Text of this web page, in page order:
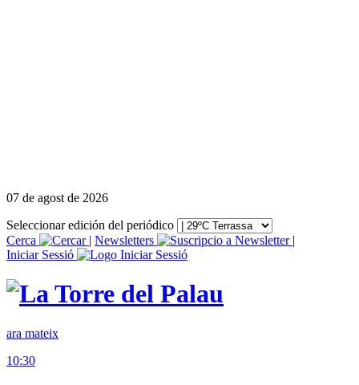
07 de agost de 2026
Seleccionar edición del periódico
Cerca
| Newsletters
|
Iniciar Sessió
ara mateix
10:30